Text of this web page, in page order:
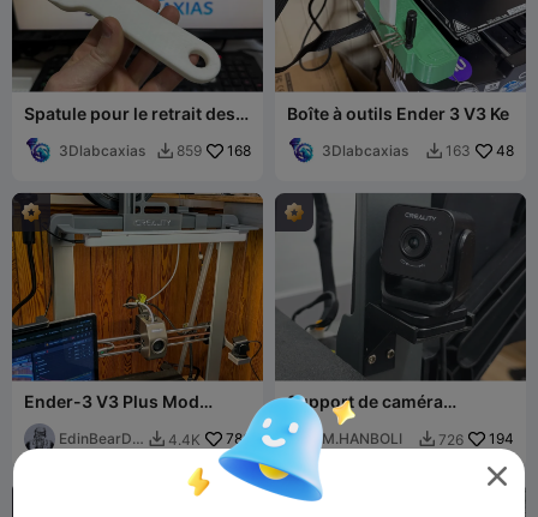
Spatule pour le retrait des
3Dlabcaxias  859 168
Boîte à outils Ender 3 V3 Ke
3Dlabcaxias  163 48
Ender-3 V3 Plus Mod
Collection
EdinBearDr
 4.4K 786
Support de caméra
Ender3V3-Plus
M.HANBOLI  726 194

